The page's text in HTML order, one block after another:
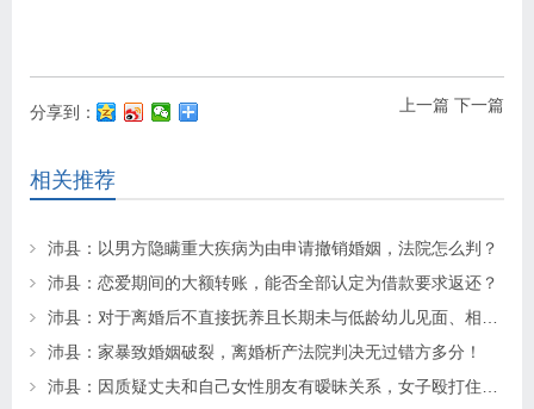
上一篇 下一篇
分享到：
相关推荐
沛县：以男方隐瞒重大疾病为由申请撤销婚姻，法院怎么判？
沛县：恋爱期间的大额转账，能否全部认定为借款要求返还？
沛县：家暴致婚姻破裂，离婚析产法院判决无过错方多分！